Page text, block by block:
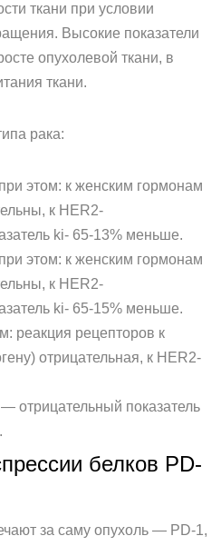
ткани при условии
Высокие показатели
опухолевой ткани, в
ткани.
рака:
этом: к женским гормонам
к HER2-
ki- 65-13% меньше.
этом: к женским гормонам
к HER2-
ki- 65-15% меньше.
реакция рецепторов к
отрицательная, к HER2-
отрицательный показатель
белков PD-
за саму опухоль — PD-1,